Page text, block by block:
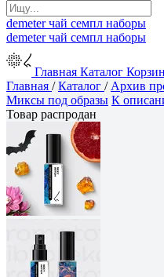
demeterчай семпл наборы
demeterчай семпл наборы
Главная Каталог
Главная /Каталог / Архив
Миксы под образы К
Товар распродан